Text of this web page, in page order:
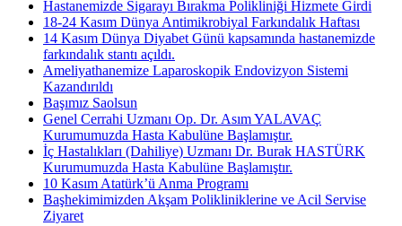
Hastanemizde Sigarayı Bırakma Polikliniği Hizmete Girdi
18-24 Kasım Dünya Antimikrobiyal Farkındalık Haftası
14 Kasım Dünya Diyabet Günü kapsamında hastanemizde
farkındalık stantı açıldı.
Ameliyathanemize Laparoskopik Endovizyon Sistemi
Kazandırıldı
Başımız Saolsun
Genel Cerrahi Uzmanı Op. Dr. Asım YALAVAÇ
Kurumumuzda Hasta Kabulüne Başlamıştır.
İç Hastalıkları (Dahiliye) Uzmanı Dr. Burak HASTÜRK
Kurumumuzda Hasta Kabulüne Başlamıştır.
10 Kasım Atatürk’ü Anma Programı
Başhekimimizden Akşam Polikliniklerine ve Acil Servise
Ziyaret